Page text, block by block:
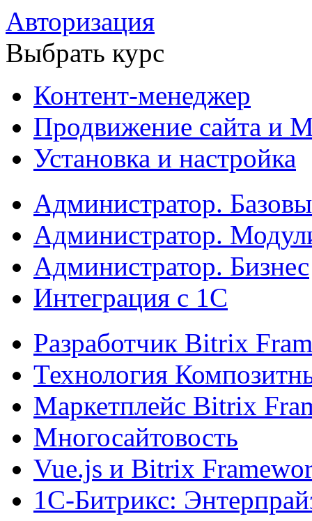
Авторизация
Выбрать курс
Контент-менеджер
Продвижение сайта и
Установка и настройка
Администратор.
Администратор.
Администратор. Бизнес
Интеграция с 1С
Разработчик Bitrix
Технология
Маркетплейс Bitrix
Многосайтовость
Vue.js и Bitrix
1С-Битрикс: